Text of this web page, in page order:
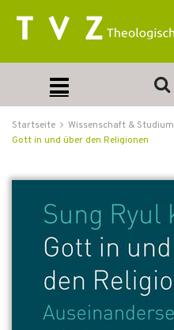
Startseite Wissenschaft & Studium
Gott in und über den Religionen